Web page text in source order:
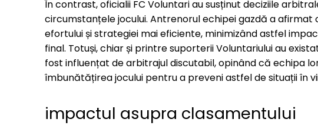
În contrast, oficialii FC Voluntari au susținut deciziile
circumstanțele jocului. Antrenorul echipei gazdă a
efortului și strategiei mai eficiente, minimizând astfel
final. Totuși, chiar și printre suporterii Voluntariului au
fost influențat de arbitrajul discutabil, opinând că echipa
îmbunătățirea jocului pentru a preveni astfel de situații în
impactul asupra clasamentului